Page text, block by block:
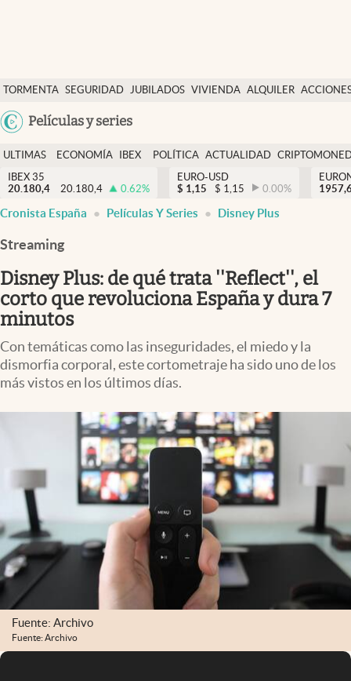
TORMENTA SEGURIDAD JUBILADOS VIVIENDA ALQUILER
USA
Películas y series
Economía y finanzas
Política
Actualidad
Criptomonedas
España
ULTIMAS
NOTICIAS
ECONOMÍA
FINANZAS
IBEX
EURO
POLÍTICA ACTUALIDAD
IBEX 35
20.180,4
20.180,4 0.62%
EURO-USD
$ 1,15 $ 1,15 0.00%
Cronista España Películas Y Series Disney Plus
Streaming
Disney Plus: de qué trata ''Reflect'', el
corto que revoluciona España y dura 7
minutos
Con temáticas como las inseguridades, el miedo y la
dismorfia corporal, este cortometraje ha sido uno de los
más vistos en los últimos días.
Fuente: Archivo
Fuente: Archivo